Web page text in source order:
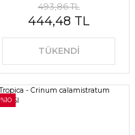
493,86 TL
444,48 TL
TÜKENDİ
%10